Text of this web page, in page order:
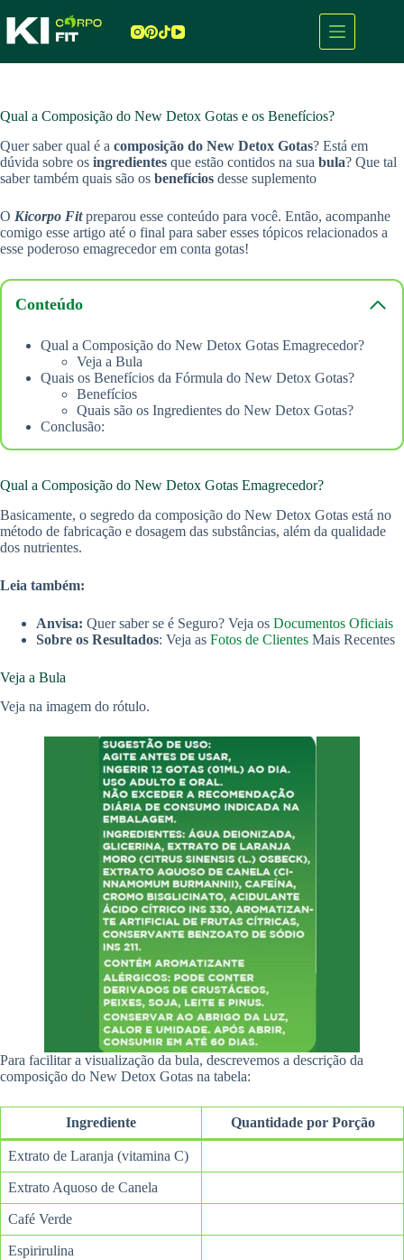
para
Qual a Composição do New Detox Gotas e os Benefícios?
Quer saber qual é a composição do New Detox Gotas? Está em
dúvida sobre os ingredientes que estão contidos na sua bula? Que tal
saber também quais são os benefícios desse suplemento
O Kicorpo Fitpreparou esse conteúdo para você. Então, acompanhe
comigo esse artigo até o final para saber esses tópicos relacionados a
esse poderoso emagrecedor em conta gotas!
Conteúdo
Qual a Composição do New Detox Gotas Emagrecedor?
Veja a Bula
Quais os Benefícios da Fórmula do New Detox Gotas?
Benefícios
Quais são os Ingredientes do New Detox Gotas?
Conclusão:
Qual a Composição do New Detox Gotas Emagrecedor?
Basicamente, o segredo da composição do New Detox Gotas está no
método de fabricação e dosagem das substâncias, além da qualidade
dos nutrientes.
Leia também:
Anvisa: Quer saber se é Seguro? Veja os Documentos Oficiais
Sobre os Resultados: Veja as Fotos de Clientes Mais Recentes
Veja a Bula
Veja na imagem do rótulo.
Para facilitar a visualização da bula, descrevemos a descrição da
composição do New Detox Gotas na tabela:
Ingrediente Quantidade por Porção
Extrato de Laranja (vitamina C)
Extrato Aquoso de Canela
Café Verde
Espirirulina